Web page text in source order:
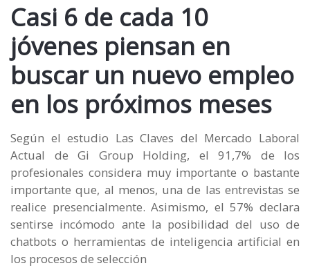
Casi 6 de cada 10
jóvenes piensan en
buscar un nuevo empleo
en los próximos meses
Según el estudio Las Claves del Mercado Laboral
Actual de Gi Group Holding, el 91,7% de los
profesionales considera muy importante o bastante
importante que, al menos, una de las entrevistas se
realice presencialmente. Asimismo, el 57% declara
sentirse incómodo ante la posibilidad del uso de
chatbots o herramientas de inteligencia artificial en
los procesos de selección